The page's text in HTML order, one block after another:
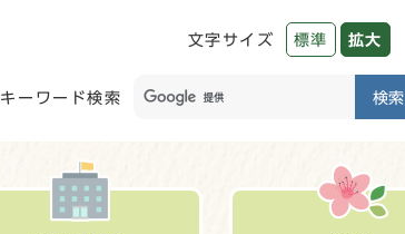
文字サイズ 標準 拡大
キーワード検索 検索